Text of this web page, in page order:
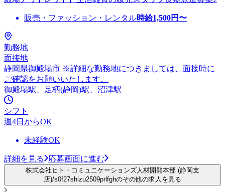
販売・ファッション・レンタル時給1,500円〜
勤務地
面接地
静岡県御殿場市 ※詳細な勤務地につきましては、面接時に
ご確認をお願いいたします。
御殿場駅、足柄(静岡)駅、沼津駅
シフト
週4日からOK
未経験OK
詳細を見る 応募画面に進む
株式会社ヒト・コミュニケーションズ人材開発本部 (静岡支
店)/s0f27shizu2509prlfghのその他の求人を見る